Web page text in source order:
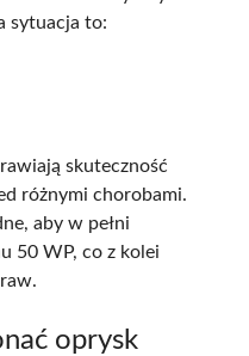
sytuacja to:
skuteczność
różnymi chorobami.
aby w pełni
50 WP, co z kolei
oprysk